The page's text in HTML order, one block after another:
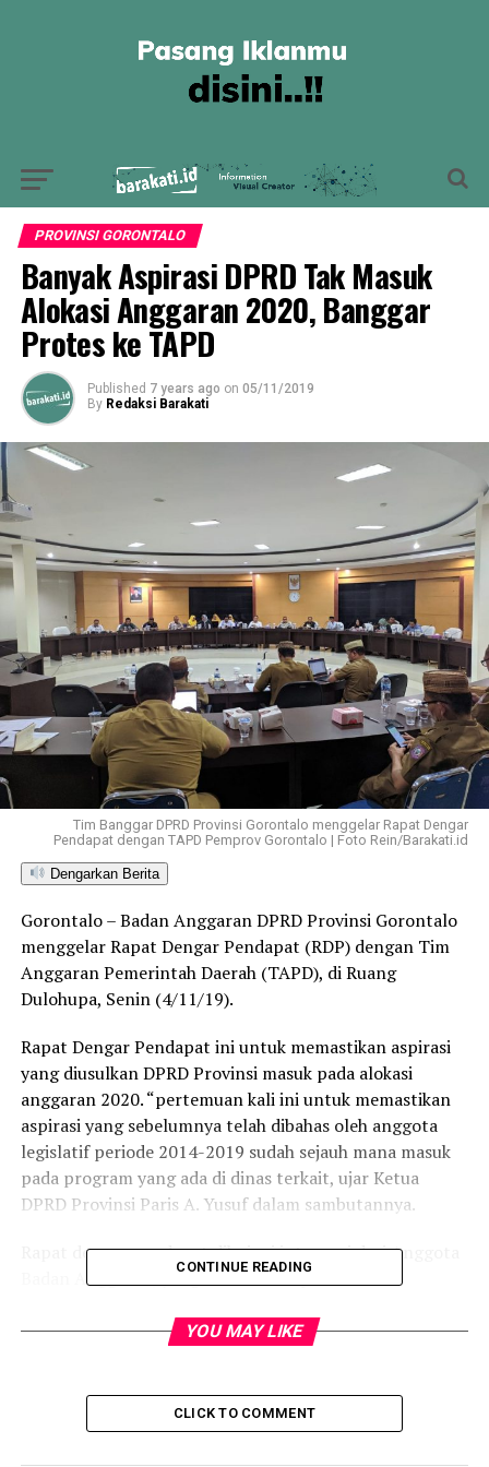
PROVINSI GORONTALO
Banyak Aspirasi DPRD Tak Masuk
Alokasi Anggaran 2020, Banggar
Protes ke TAPD
Published 7 years ago on 05/11/2019
By Redaksi Barakati
Tim Banggar DPRD Provinsi Gorontalo menggelar Rapat Dengar
Pendapat dengan TAPD Pemprov Gorontalo | Foto Rein/Barakati.id
Dengarkan Berita
Gorontalo – Badan Anggaran DPRD Provinsi Gorontalo
menggelar Rapat Dengar Pendapat (RDP) dengan Tim
Anggaran Pemerintah Daerah (TAPD), di Ruang
Dulohupa, Senin (4/11/19).
Rapat Dengar Pendapat ini untuk memastikan aspirasi
yang diusulkan DPRD Provinsi masuk pada alokasi
anggaran 2020. “pertemuan kali ini untuk memastikan
aspirasi yang sebelumnya telah dibahas oleh anggota
legislatif periode 2014-2019 sudah sejauh mana masuk
pada program yang ada di dinas terkait, ujar Ketua
DPRD Provinsi Paris A. Yusuf dalam sambutannya.
Rapat dengar pendapat dihujani interupsi dari Anggota
Badan Anggaran, yang membuat rapat tidak
Politisi Partai Amanat Nasional Fadli Hasan
ternyata masih banyak aspirasi yang masuk dalam skala
prioritas pemprov, “kita berharap pemprov punya
CONTINUE READING
YOU MAY LIKE
CLICK TO COMMENT